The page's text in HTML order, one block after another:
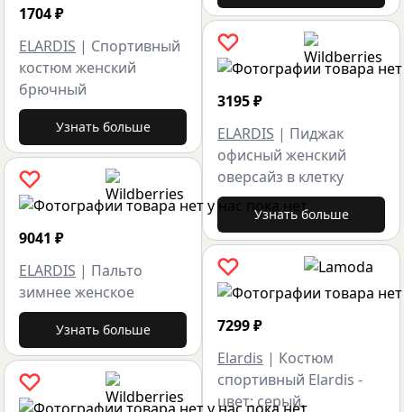
1704₽
ELARDIS | Спортивный
костюм женский
брючный
Узнать больше
9041 ₽
ELARDIS | Пальто
зимнее женское
Узнать больше
3195₽
ELARDIS | Пиджак
офисный женский
оверсайз в клетку
Узнать больше
7299₽
Elardis | Костюм
спортивный Elardis -
цвет: серый,